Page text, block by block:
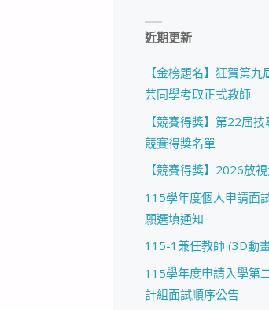
近期更新
【金榜題名】狂賀第
芸同學考取正式教師
【競賽得獎】第22屆
競賽得獎名單
【競賽得獎】2026放
115學年度個人申請面
願選填通知
115-1兼任教師 (3D動
115學年度申請入學第
計組面試順序公告